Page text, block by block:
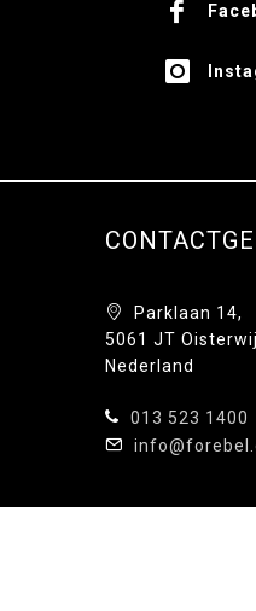
Parklaan 14,
5061 JT
Nederland
013 523 1400